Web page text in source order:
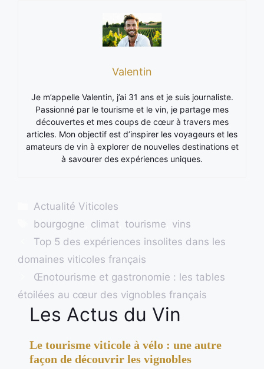
Valentin
Je m’appelle Valentin, j’ai 31 ans et je suis journaliste.
Passionné par le tourisme et le vin, je partage mes
découvertes et mes coups de cœur à travers mes
articles. Mon objectif est d’inspirer les voyageurs et les
amateurs de vin à explorer de nouvelles destinations et
à savourer des expériences uniques.
Catégories
Actualité Viticoles
Étiquettes
bourgogne climat ,tourisme vins
Top 5 des expériences insolites dans les
domaines viticoles français
Œnotourisme et gastronomie : les tables
étoilées au cœur des vignobles français
Les Actus du Vin
Le tourisme viticole à vélo : une autre
façon de découvrir les vignobles